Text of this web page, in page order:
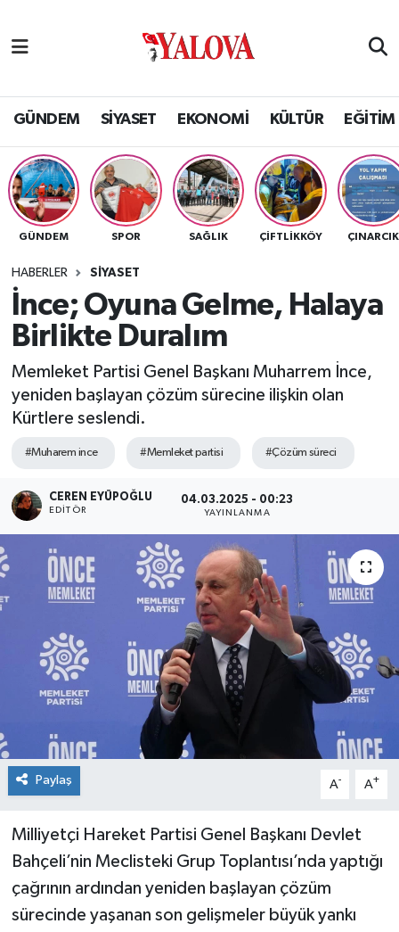
GÜNDEM SİYASET EKONOMİ KÜLTÜR EĞİTİM
GÜNDEM SPOR SAĞLIK ÇİFTLİKKÖY ÇINARCIK
HABERLER SİYASET
İnce; Oyuna Gelme, Halaya
Birlikte Duralım
Memleket Partisi Genel Başkanı Muharrem İnce,
yeniden başlayan çözüm sürecine ilişkin olan
Kürtlere seslendi.
#Muharem ince #Memleket partisi #Çözüm süreci
CEREN EYÜPOĞLU
EDITÖR
04.03.2025 - 00:23
YAYINLANMA
Paylaş A- A+
Milliyetçi Hareket Partisi Genel Başkanı Devlet
Bahçeli’nin Meclisteki Grup Toplantısı’nda yaptığı
çağrının ardından yeniden başlayan çözüm
sürecinde yaşanan son gelişmeler büyük yankı
SİYASET
EKONOMİ
KÜLTÜR
BİLİM VE TEKNOLOJİ
ASAYİŞ
SAĞLIK
RESMİ İLAN
Yalova Nöbetçi Eczaneler
Yalova Hava Durumu
Yalova Namaz Vakitleri
Yalova Trafik Yoğunluk Haritası
Tüm Manşetler
Son Dakika Haberleri
Haber Arşivi